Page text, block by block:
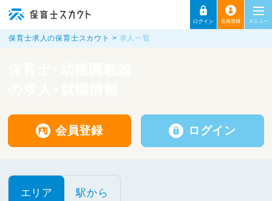
保育士求人の保育士スカウト 求人一覧
会員登録 ログイン
エリア 駅から